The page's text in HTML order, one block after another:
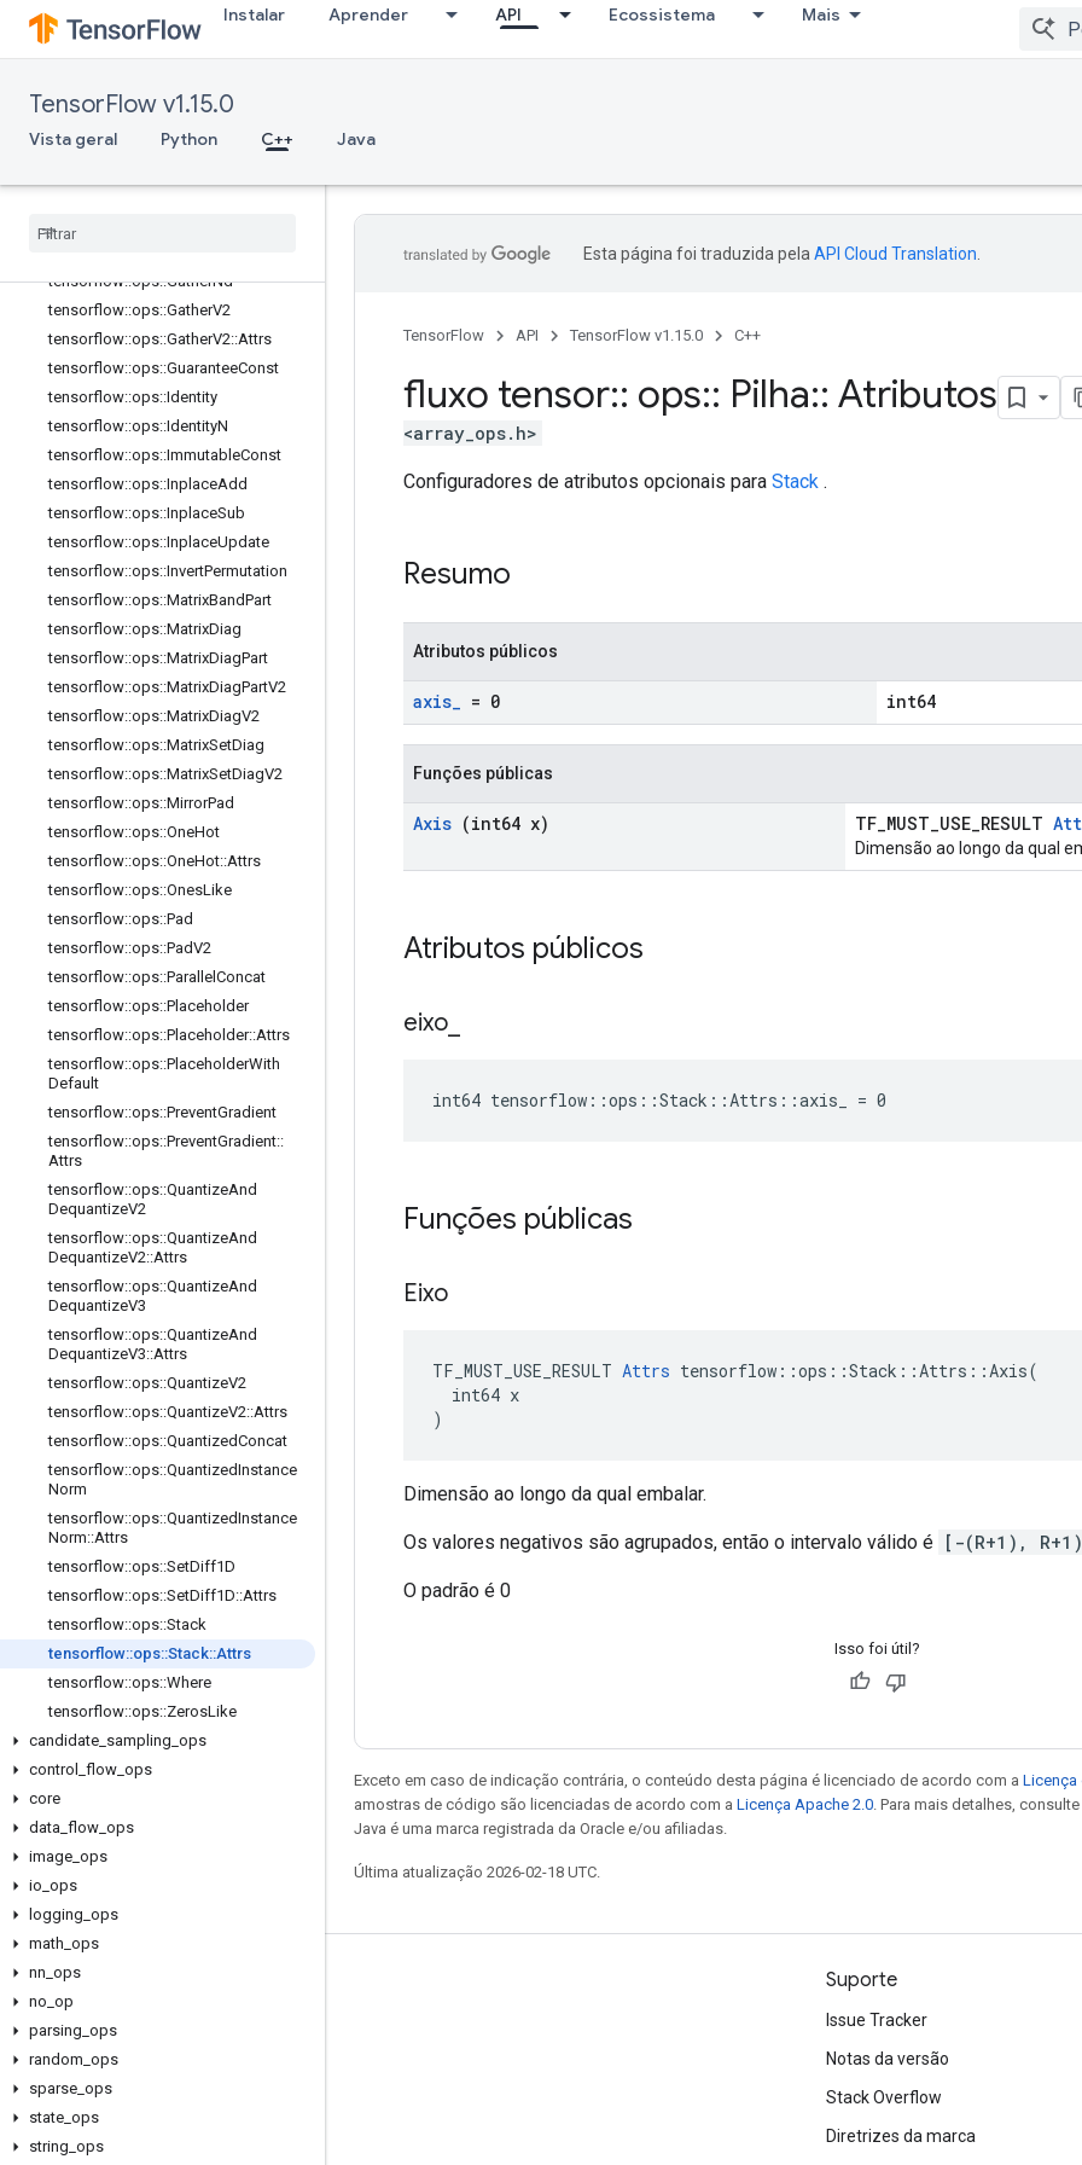
Instalar Aprender API Ecossistema Mais
TensorFlow v1.15.0
Vista geral Python C++ Java
tensorflow::ops::FakeQuantWithMin
MaxVarsPerChannel::Attrs
tensorflow::ops::FakeQuantWithMin
MaxVarsPerChannelGradient::Attrs
tensorflow
tensorflow::ops::GatherNd
tensorflow::ops::GatherV2
tensorflow::ops::GatherV2::Attrs
tensorflow::ops::GuaranteeConst
tensorflow::ops::Identity
tensorflow::ops::IdentityN
tensorflow::ops::ImmutableConst
tensorflow::ops::InplaceAdd
tensorflow::ops::InplaceSub
tensorflow::ops::InplaceUpdate
tensorflow::ops::InvertPermutation
tensorflow::ops::MatrixBandPart
tensorflow::ops::MatrixDiag
tensorflow::ops::MatrixDiagPart
tensorflow::ops::MatrixDiagPartV2
tensorflow::ops::MatrixDiagV2
tensorflow::ops::MatrixSetDiag
tensorflow::ops::MatrixSetDiagV2
tensorflow::ops::MirrorPad
tensorflow::ops::OneHot
tensorflow::ops::OneHot::Attrs
tensorflow::ops::OnesLike
tensorflow::ops::Pad
tensorflow::ops::PadV2
tensorflow::ops::Parallel Concat
tensorflow::ops::Placeholder
tensorflow::ops::Placeholder::Attrs
tensorflow::ops::PlaceholderWith
Default
tensorflow::ops::PreventGradient
tensorflow::ops::PreventGradient::
Attrs
tensorflow::ops::QuantizeAnd
DequantizeV2
tensorflow::ops::QuantizeAnd
DequantizeV2::Attrs
tensorflow::ops::QuantizeAnd
DequantizeV3
tensorflow::ops::QuantizeAnd
DequantizeV3::Attrs
tensorflow::ops::QuantizeV2
tensorflow::ops::QuantizeV2::Attrs
tensorflow::ops::QuantizedConcat
tensorflow::ops::QuantizedInstance
Norm
tensorflow::ops::QuantizedInstance
Norm::Attrs
tensorflow::ops::SetDiff1D
tensorflow::ops::SetDiff1D::Attrs
tensorflow::ops::Stack
tensorflow::ops::Stack::Attrs
tensorflow::ops::Where
tensorflow::ops::ZerosLike
candidate sampling ops
control
flow ops
core
data flow ops
image ops
io ops
logging ops
math ops
nn ops
no op
parsing ops
random ops
sparse ops
state ops
string ops
Esta página foi traduzida pela API Cloud Translation
TensorFlow API TensorFlow v1.15.0 C++
fluxo tensor:: ops:: Pilha:: Atributos
<array_ops.h>
Configuradores de atributos opcionais para Stack .
Resumo
Atributos públicos
axis_ = 0 int64
Funções públicas
Axis (int64 x) TF_MUST_USE_RESULT
Dimensão ao longo da qual
Atributos públicos
eixo
int64 tensorflow::ops::Stack::Attrs::axis_ = 0
Funções públicas
Eixo
TF_MUST_USE_RESULT Attrs tensorflow::ops::Stack::Attrs::Axis(
  int64 x
)
Dimensão ao longo da qual embalar.
Os valores negativos são agrupados, então o intervalo válido é [-(R+1), R+1)
O padrão é 0
Isso foi útil?
Exceto em caso de indicação contrária, o conteúdo desta página é licenciado de acordo com a Licença
amostras de código são licenciadas de acordo com a Licença Apache 2.0 . Para mais detalhes,
Java é uma marca registrada da Oracle e/ou afiliadas.
Última atualização 2026-02-18 UTC.
Permanecer conectado
Fórum
GitHub
Suporte
Issue Tracker
Notas da versão
Stack Overflow
Diretrizes da marca